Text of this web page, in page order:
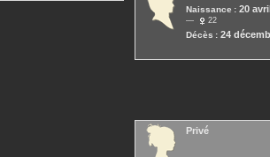
Naissance : 20
22
Décès : 24
Privé